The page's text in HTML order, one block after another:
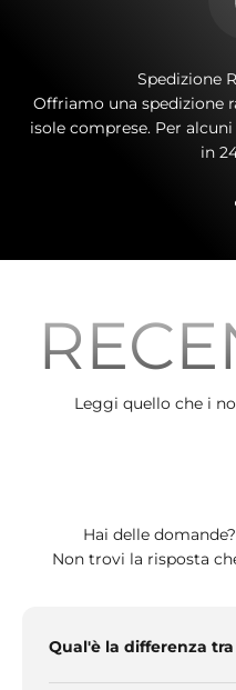
Spedizione
Offriamo una spedizione
isole comprese. Per
in
Leggi quello che i
Hai delle
Non trovi la risposta
Qual'è la differenza